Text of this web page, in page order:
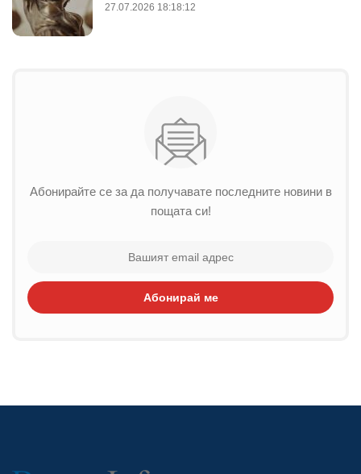
27.07.2026 18:18:12
Абонирайте се за да получавате последните новини в
пощата си!
Абонирай ме